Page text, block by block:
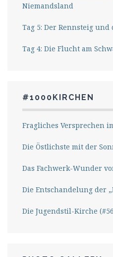
Niemandsland
Tag 5: Der Rennsteig und
Tag 4: Die Flucht am
#1000KIRCHEN
Fragliches Versprechen
Die Östlichste mit der
Das Fachwerk-Wunder
Die Entschandelung der
Die Jugendstil-Kirche